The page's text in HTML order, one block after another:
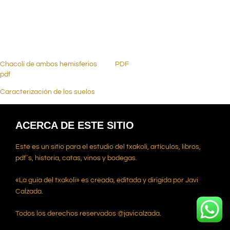
Chacolí de ambos hemisferios
pdf
PDF
Caracterización de los suelos
ACERCA DE ESTE SITIO
Este es un sitio para el estudio del txakoli, artículos, libros,
pdf`s, historia, catas, vinos y bodegas.
«La guía del txakoli» es creada, editada y dirigida por Javi
Calzada.
Todos los derechos reservados @javicalzada.